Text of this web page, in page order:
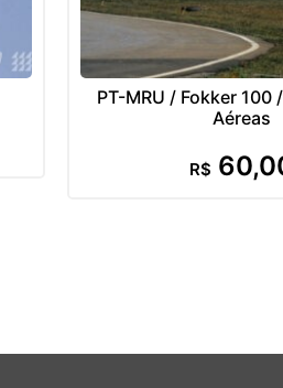
PT-MRU / Fokker 100
Aéreas
R$